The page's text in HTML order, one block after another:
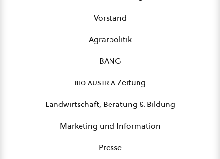
Vorstand
Agrarpolitik
BANG
bio austriaZeitung
Landwirtschaft, Beratung & Bildung
Marketing und Information
Presse